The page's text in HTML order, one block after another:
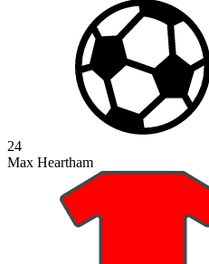
24
Max Heartham